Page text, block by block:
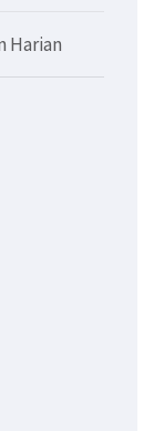
Harian